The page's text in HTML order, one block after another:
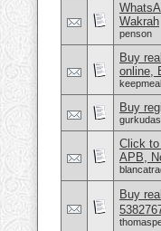
Wakrah
penson
Buy
online,
Buy
Click
APB,
Buy